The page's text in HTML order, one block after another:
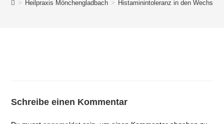
> Heilpraxis Mönchengladbach > Histaminintoleranz in den
Schreibe einen Kommentar